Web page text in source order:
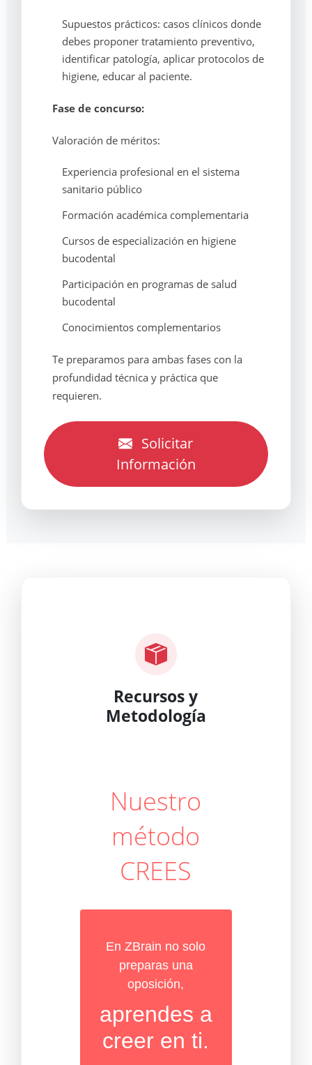
Supuestos prácticos: casos clínicos donde
debes proponer tratamiento preventivo,
identificar patología, aplicar protocolos de
higiene, educar al paciente.
Fase de concurso:
Valoración de méritos:
Experiencia profesional en el sistema
sanitario público
Formación académica complementaria
Cursos de especialización en higiene
bucodental
Participación en programas de salud
bucodental
Conocimientos complementarios
Te preparamos para ambas fases con la
profundidad técnica y práctica que
requieren.
Solicitar
Información
Recursos y
Metodología
Nuestro
método
CREES
En ZBrain no solo
preparas una
oposición,
aprendes a
creer en ti.